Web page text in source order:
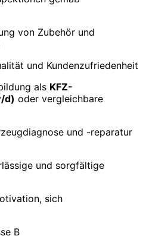
von Zubehör und
und Kundenzufriedenheit
als KFZ-
d) oder vergleichbare
und -reparatur
und sorgfältige
sich
B